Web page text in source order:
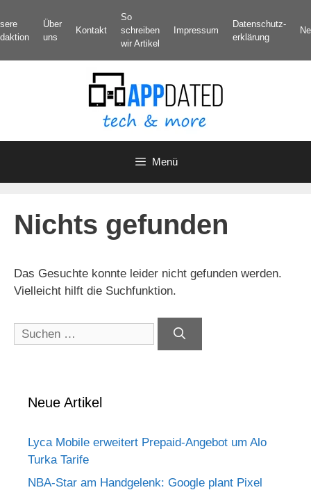
Inhalt
springen
Über
uns
Kontakt
So
schreiben
wir Artikel
Impressum
Datenschutz­
erklärung
Menü
Nichts gefunden
Das Gesuchte konnte leider nicht gefunden werden.
Vielleicht hilft die Suchfunktion.
Suchen
nach:
Neue Artikel
Lyca Mobile erweitert Prepaid-Angebot um Alo
Turka Tarife
NBA-Star am Handgelenk: Google plant Pixel